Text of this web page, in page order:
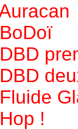
!